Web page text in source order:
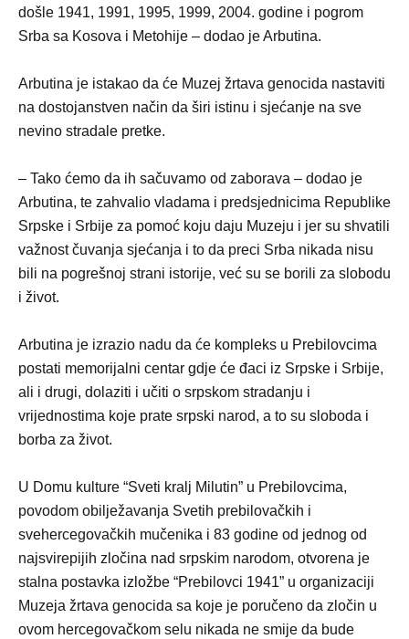
došle 1941, 1991, 1995, 1999, 2004. godine i pogrom
Srba sa Kosova i Metohije – dodao je Arbutina.
Arbutina je istakao da će Muzej žrtava genocida nastaviti
na dostojanstven način da širi istinu i sjećanje na sve
nevino stradale pretke.
– Tako ćemo da ih sačuvamo od zaborava – dodao je
Arbutina, te zahvalio vladama i predsjednicima Republike
Srpske i Srbije za pomoć koju daju Muzeju i jer su shvatili
važnost čuvanja sjećanja i to da preci Srba nikada nisu
bili na pogrešnoj strani istorije, već su se borili za slobodu
i život.
Arbutina je izrazio nadu da će kompleks u Prebilovcima
postati memorijalni centar gdje će đaci iz Srpske i Srbije,
ali i drugi, dolaziti i učiti o srpskom stradanju i
vrijednostima koje prate srpski narod, a to su sloboda i
borba za život.
U Domu kulture “Sveti kralj Milutin” u Prebilovcima,
povodom obilježavanja Svetih prebilovačkih i
svehercegovačkih mučenika i 83 godine od jednog od
najsvirepijih zločina nad srpskim narodom, otvorena je
stalna postavka izložbe “Prebilovci 1941” u organizaciji
Muzeja žrtava genocida sa koje je poručeno da zločin u
ovom hercegovačkom selu nikada ne smije da bude